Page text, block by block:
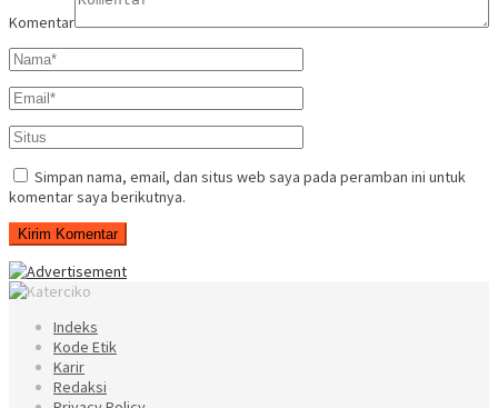
Komentar
Simpan nama, email, dan situs web saya pada peramban ini untuk
komentar saya berikutnya.
Indeks
Kode Etik
Karir
Redaksi